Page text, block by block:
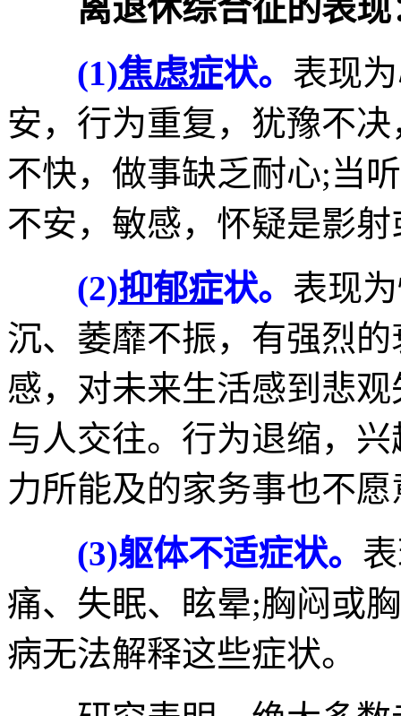
离退休综合征的表现
(1)焦虑症状。 表现
安，行为重复，犹豫不
不快，做事缺乏耐心;当
不安，敏感，怀疑是影
(2)抑郁症状。 表现
沉、萎靡不振，有强烈
感，对未来生活感到悲
与人交往。行为退缩，
力所能及的家务事也不
(3)躯体不适症状。
痛、失眠、眩晕;胸闷或
病无法解释这些症状。